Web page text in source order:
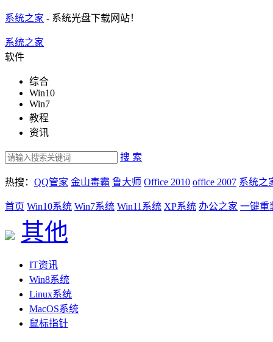
系统之家 - 系统光盘下载网站！
系统之家
软件
综合
Win10
Win7
教程
资讯
搜 索
热搜： QQ管家 金山毒霸 鲁大师 Office 2010 office 2007 系统之
首页 Win10系统 Win7系统 Win11系统 XP系统 办公之家 一键重
其他
IT资讯
Win8系统
Linux系统
MacOS系统
鼠标指针